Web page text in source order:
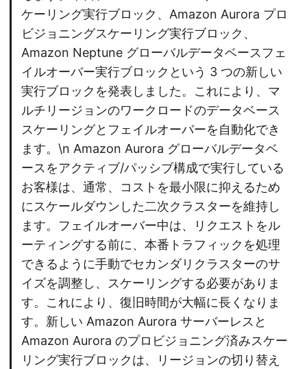
ケーリング実行ブロック、Amazon Aurora プロ
ビジョニングスケーリング実行ブロック、
Amazon Neptune グローバルデータベースフェ
イルオーバー実行ブロックという 3 つの新しい
実行ブロックを発表しました。これにより、マ
ルチリージョンのワークロードのデータベース
スケーリングとフェイルオーバーを自動化でき
ます。\n Amazon Aurora グローバルデータベ
ースをアクティブ/パッシブ構成で実行している
お客様は、通常、コストを最小限に抑えるため
にスケールダウンした二次クラスターを維持し
ます。フェイルオーバー中は、リクエストをル
ーティングする前に、本番トラフィックを処理
できるように手動でセカンダリクラスターのサ
イズを調整し、スケーリングする必要がありま
す。これにより、復旧時間が大幅に長くなりま
す。新しい Amazon Aurora サーバーレスと
Amazon Aurora のプロビジョニング済みスケー
リング実行ブロックは、リージョンの切り替え